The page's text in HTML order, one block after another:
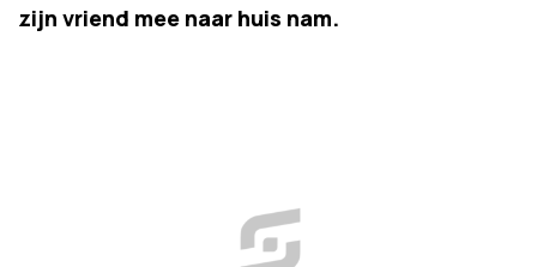
zijn vriend mee naar huis nam.